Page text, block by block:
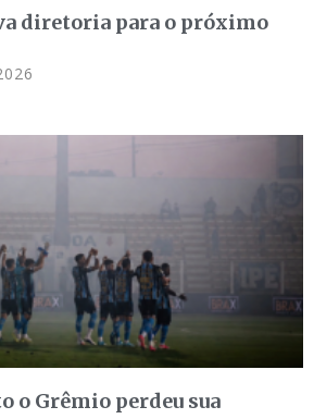
diretoria para o próximo
o Grêmio perdeu sua